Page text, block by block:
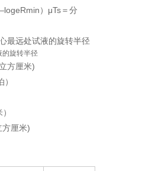
）μTs＝分
最远处试液的旋转半径
旋转半径
方厘米)
（厘米）
厘米)